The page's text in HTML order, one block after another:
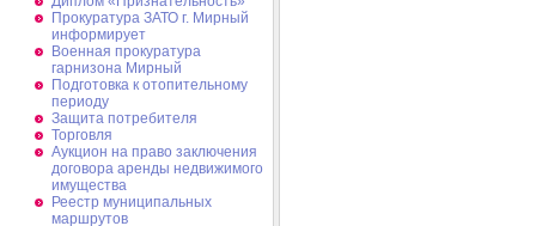
Прокуратура ЗАТО г. Мирный
информирует
Военная прокуратура
гарнизона Мирный
Подготовка к отопительному
периоду
Защита потребителя
Торговля
Аукцион на право заключения
договора аренды недвижимого
имущества
Реестр муниципальных
маршрутов